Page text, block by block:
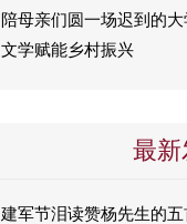
陪母亲们圆一场迟到的
文学赋能乡村振兴
最新
建军节泪读赞杨先生的